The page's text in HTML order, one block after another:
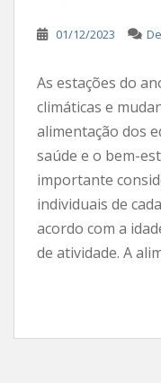
01/12/2023
As estações do
climáticas e
alimentação dos
saúde e o bem-
importante
individuais de
acordo com a
de atividade. A